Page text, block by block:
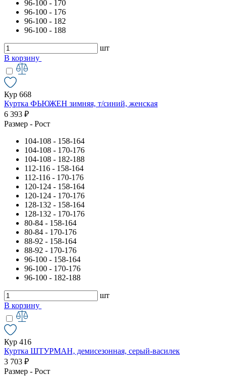
96-100 - 170
96-100 - 176
96-100 - 182
96-100 - 188
шт
В корзину
Кур 668
Куртка ФЬЮЖЕН зимняя, т/синий, женская
6 393 ₽
Размер - Рост
104-108 - 158-164
104-108 - 170-176
104-108 - 182-188
112-116 - 158-164
112-116 - 170-176
120-124 - 158-164
120-124 - 170-176
128-132 - 158-164
128-132 - 170-176
80-84 - 158-164
80-84 - 170-176
88-92 - 158-164
88-92 - 170-176
96-100 - 158-164
96-100 - 170-176
96-100 - 182-188
шт
В корзину
Кур 416
Куртка ШТУРМАН, демисезонная, серый-василек
3 703 ₽
Размер - Рост